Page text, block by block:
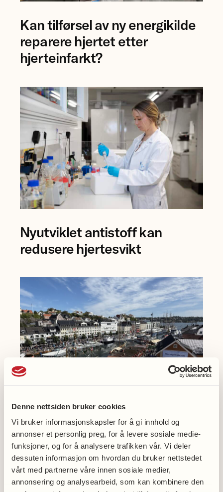
Denne nettsiden bruker cookies
Vi bruker informasjonskapsler for å gi innhold og
annonser et personlig preg, for å levere sosiale medie-
funksjoner, og for å analysere trafikken vår. Vi deler
dessuten informasjon om hvordan du bruker nettstedet
vårt med partnerne våre innen sosiale medier,
annonsering og analysearbeid, som kan kombinere den
Åsa
Birgisdottir
og
forsker
Calvoli,
Universitetet
i
Tromsø.
Kan tilførsel av ny energikilde
reparere hjertet etter
hjerteinfarkt?
Anna
Karisdotter
Universitetet
i
Bergen.
Nyutviklet antistoff kan
redusere hjertesvikt
Møt oss på Arendalsuka